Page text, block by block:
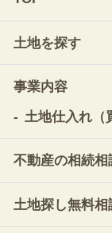
土地を探す
事業内容
土地仕入れ（
不動産の相続相
土地探し無料相